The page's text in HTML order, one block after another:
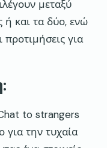
μεταξύ
ή και τα δύο, ενώ
για
to strangers
για την τυχαία